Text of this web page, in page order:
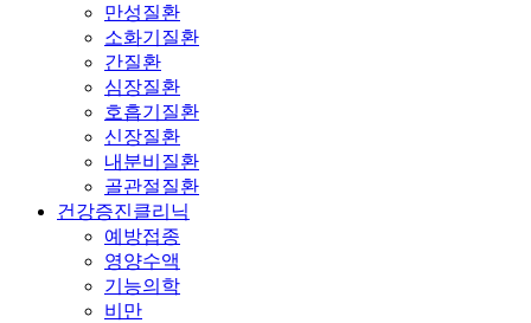
만성질환
소화기질환
간질환
심장질환
호흡기질환
신장질환
내분비질환
골관절질환
건강증진클리닉
예방접종
영양수액
기능의학
비만